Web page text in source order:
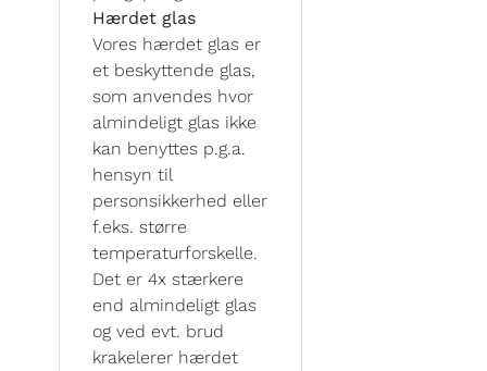
Hærdet glas
Vores hærdet glas er
et beskyttende glas,
som anvendes hvor
almindeligt glas ikke
kan benyttes p.g.a.
hensyn til
personsikkerhed eller
f.eks. større
temperaturforskelle.
Det er 4x stærkere
end almindeligt glas
og ved evt. brud
krakelerer hærdet